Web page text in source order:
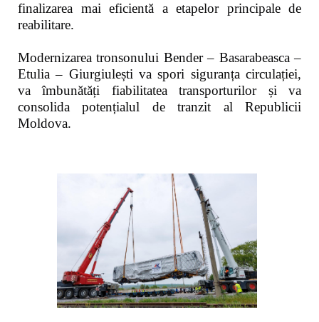
finalizarea mai eficientă a etapelor principale de
reabilitare.
Modernizarea tronsonului Bender – Basarabeasca –
Etulia – Giurgiulești va spori siguranța circulației,
va îmbunătăți fiabilitatea transporturilor și va
consolida potențialul de tranzit al Republicii
Moldova.